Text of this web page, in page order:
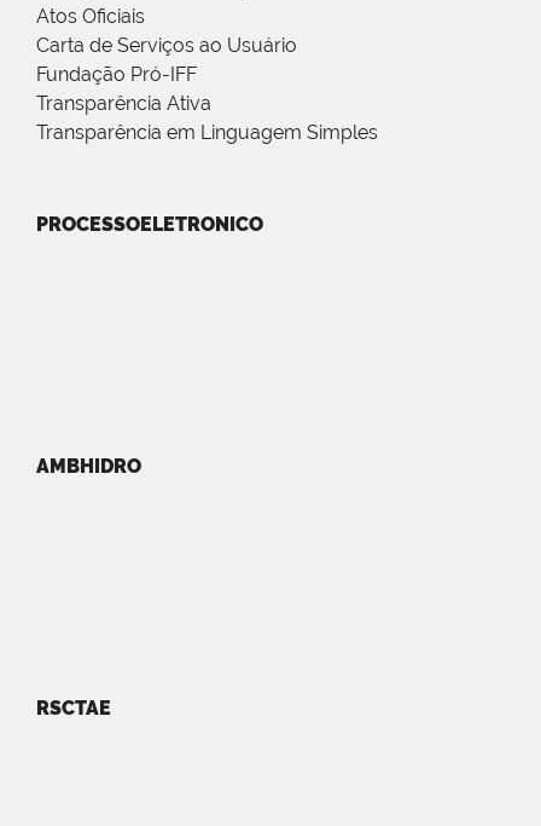
Atos Oficiais
Carta de Serviços ao Usuário
Fundação Pró-IFF
Transparência Ativa
Transparência em Linguagem Simples
PROCESSOELETRONICO
AMBHIDRO
RSCTAE